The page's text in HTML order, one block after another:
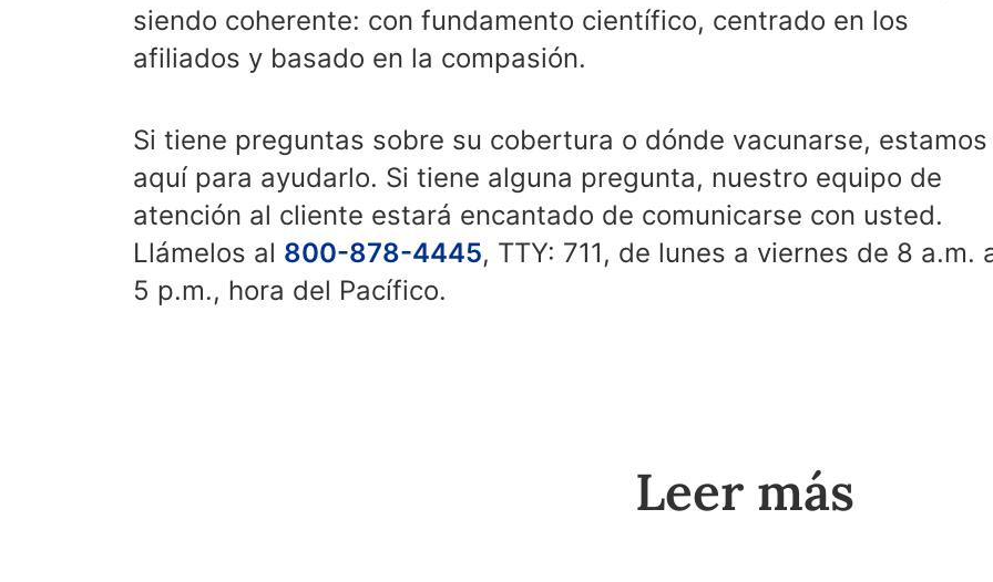
siendo coherente: con fundamento científico, centrado en los
afiliados y basado en la compasión.
Si tiene preguntas sobre su cobertura o dónde vacunarse, estamos
aquí para ayudarlo. Si tiene alguna pregunta, nuestro equipo de
atención al cliente estará encantado de comunicarse con usted.
Llámelos al 800-878-4445, TTY: 711, de lunes a viernes de 8 a.m.
5 p.m., hora del Pacífico.
Leer más